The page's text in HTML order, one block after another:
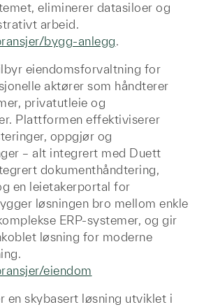
eliminerer datasiloer og
arbeid.
bygg-anlegg.
eiendomsforvaltning for
aktører som håndterer
privatutleie og
Plattformen effektiviserer
oppgjør og
– alt integrert med Duett
dokumenthåndtering,
en leietakerportal for
løsningen bro mellom enkle
ERP-systemer, og gir
løsning for moderne
eiendom
en skybasert løsning utviklet i